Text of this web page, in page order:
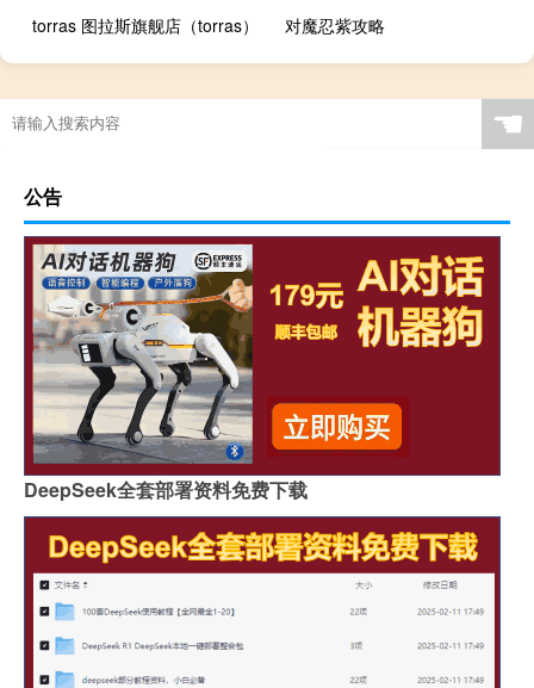
torras 图拉斯旗舰店（torras）
对魔忍紫攻略
☚
公告
DeepSeek全套部署资料免费下载